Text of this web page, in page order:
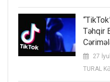
Təhqir
27
TURAL